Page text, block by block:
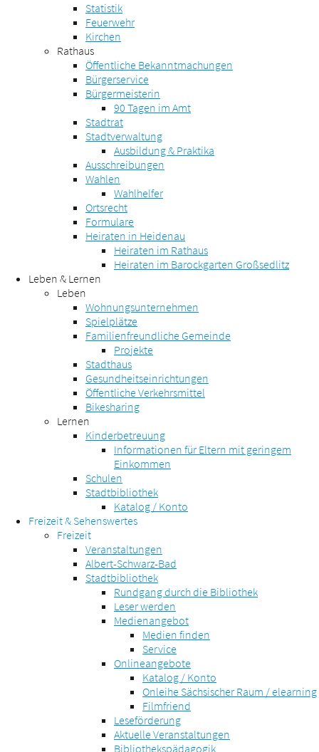
Statistik
Feuerwehr
Kirchen
Rathaus
Öffentliche Bekanntmachungen
Bürgerservice
Bürgermeisterin
90 Tagen im Amt
Stadtrat
Stadtverwaltung
Ausbildung & Praktika
Ausschreibungen
Wahlen
Wahlhelfer
Ortsrecht
Formulare
Heiraten in Heidenau
Heiraten im Rathaus
Heiraten im Barockgarten Großsedlitz
Leben & Lernen
Leben
Wohnungsunternehmen
Spielplätze
Familienfreundliche Gemeinde
Projekte
Stadthaus
Gesundheitseinrichtungen
Öffentliche Verkehrsmittel
Bikesharing
Lernen
Kinderbetreuung
Informationen für Eltern mit geringem
Einkommen
Schulen
Stadtbibliothek
Katalog / Konto
Freizeit & Sehenswertes
Freizeit
Veranstaltungen
Albert-Schwarz-Bad
Stadtbibliothek
Rundgang durch die Bibliothek
Leser werden
Medienangebot
Medien finden
Service
Onlineangebote
Katalog / Konto
Onleihe Sächsischer Raum / elearning
Filmfriend
Leseförderung
Aktuelle Veranstaltungen
Bibliothekspädagogik